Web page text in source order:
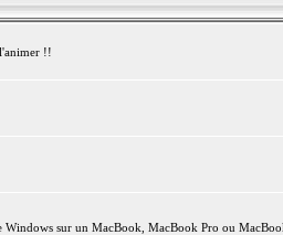
!!
sur un MacBook, MacBook Pro ou